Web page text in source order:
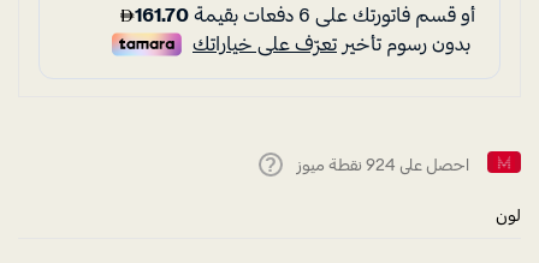
احصل على 924 نقطة ميوز
لون